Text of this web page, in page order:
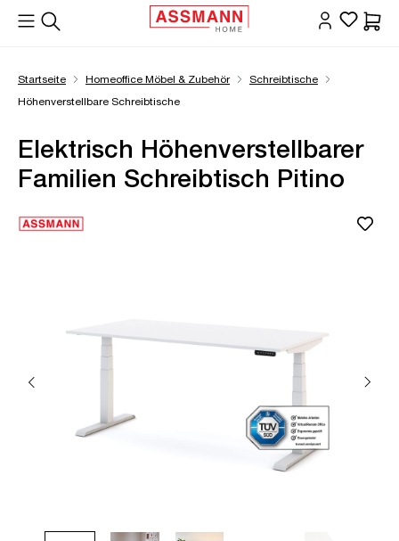
springen
Startseite Homeoffice Möbel & Zubehör
Schreibtische
Höhenverstellbare Schreibtische
Elektrisch Höhenverstellbarer
Familien Schreibtisch Pitino